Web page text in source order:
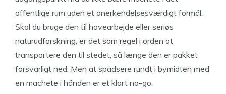
offentlige rum uden et anerkendelsesværdigt formål.
Skal du bruge den til havearbejde eller seriøs
naturudforskning, er det som regel i orden at
transportere den til stedet, så længe den er pakket
forsvarligt ned. Men at spadsere rundt i bymidten med
en machete i hånden er et klart no-go.